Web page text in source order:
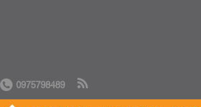
0975798489